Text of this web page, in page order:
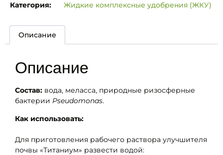
Категория:
Жидкие комплексные удобрения (ЖКУ)
Описание
Описание
Состав: вода, меласса, природные ризосферные
бактерии Pseudomonas.
Как использовать:
Для приготовления рабочего раствора улучшителя
почвы «Титаниум» развести водой: